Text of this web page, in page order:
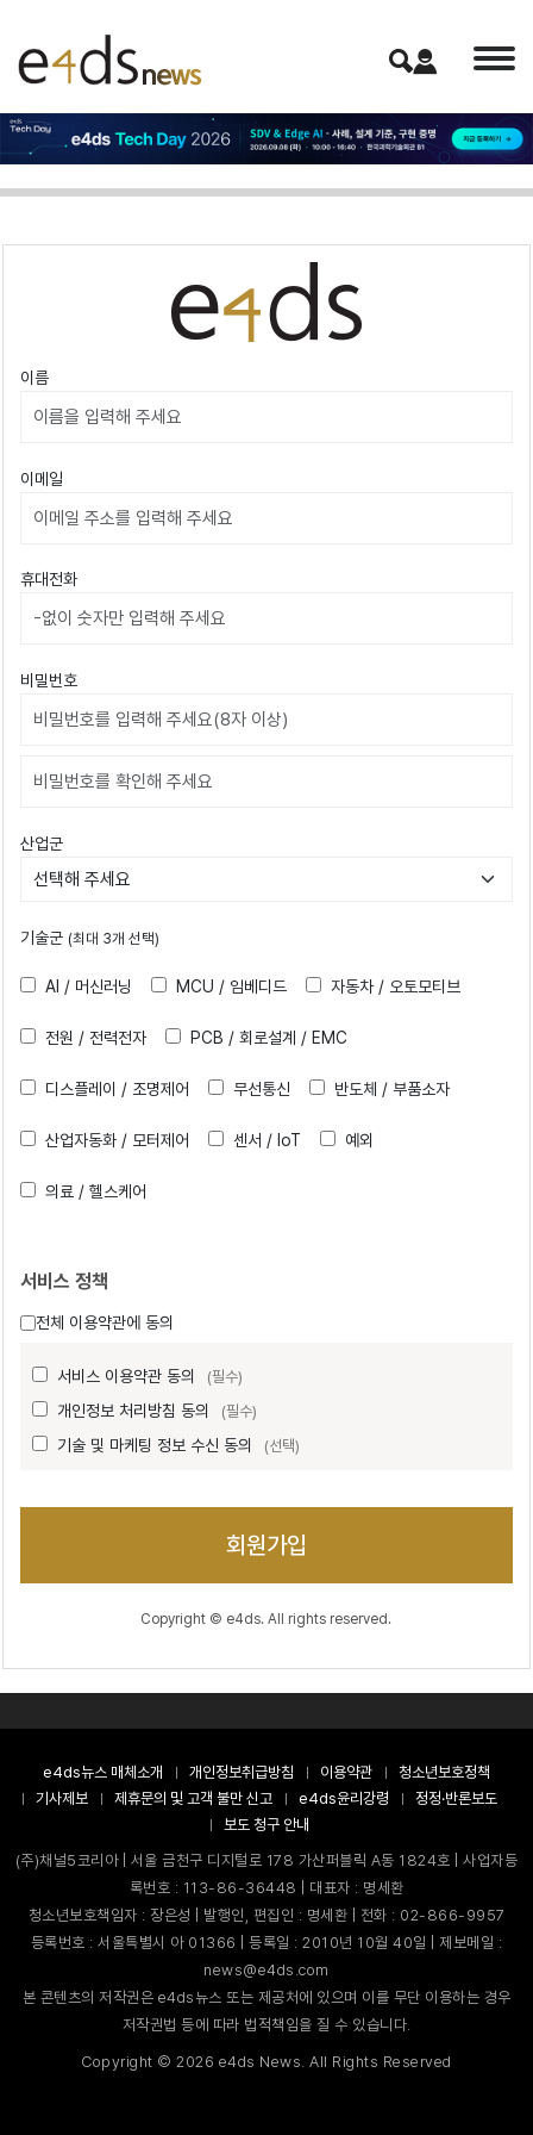
이름
이메일
휴대전화
비밀번호
비밀번호확인
산업군
기술군 (최대 3개 선택)
AI / 머신러닝 MCU / 임베디드 자동차 / 오토모티브
전원 / 전력전자 PCB / 회로설계 / EMC
디스플레이 / 조명제어 무선통신 반도체 / 부품소자
산업자동화 / 모터제어 센서 / IoT 예외
의료 / 헬스케어
서비스 정책
전체 이용약관에 동의
서비스 이용약관 동의 (필수)
개인정보 처리방침 동의 (필수)
기술 및 마케팅 정보 수신 동의 (선택)
회원가입
Copyright © e4ds. All rights reserved.
e4ds뉴스 매체소개 개인정보취급방침 이용약관
청소년보호정책
기사제보
제휴문의 및 고객 불만 신고 e4ds윤리강령
정정·반론보도
보도 청구 안내
(주)채널5코리아 | 서울 금천구 디지털로 178 가산퍼블릭 A동 1824호 | 사업자등
록번호 : 113-86-36448 | 대표자 : 명세환
청소년보호책임자 : 장은성 | 발행인, 편집인 : 명세환 | 전화 : 02-866-9957
등록번호 : 서울특별시 아 01366 | 등록일 : 2010년 10월 40일 | 제보메일 :
news@e4ds.com
본 콘텐츠의 저작권은 e4ds뉴스 또는 제공처에 있으며 이를 무단 이용하는 경우
저작권법 등에 따라 법적책임을 질 수 있습니다.
Copyright ©2026 e4ds News. All Rights Reserved